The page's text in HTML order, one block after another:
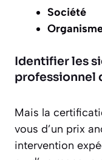
Société
Identifier les
professionnel
Mais la
vous d’un prix
intervention